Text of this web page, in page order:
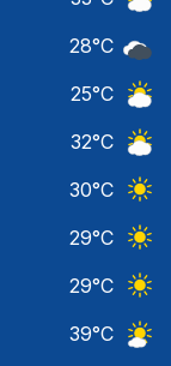
28°C
25°C
32°C
30°C
29°C
29°C
39°C